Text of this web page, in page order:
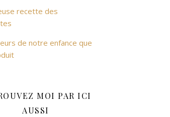
recette des
de notre enfance que
MOI PAR ICI
AUSSI